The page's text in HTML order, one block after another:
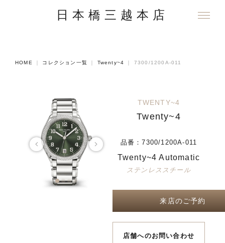
日本橋三越本店
HOME コレクション一覧 Twenty~4 7300/1200A-011
TWENTY~4
Twenty~4
品番：7300/1200A-011
Twenty~4 Automatic
ステンレススチール
来店のご予約
店舗へのお問い合わせ